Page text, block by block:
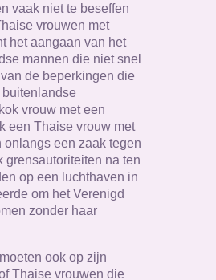
vaak niet te beseffen
vrouwen met
het aangaan van het
mannen die niet snel
de beperkingen die
vrouw met een
een Thaise vrouw met
onlangs een zaak tegen
grensautoriteiten na ten
op een luchthaven in
om het Verenigd
zonder haar
ook op zijn
Thaise vrouwen die